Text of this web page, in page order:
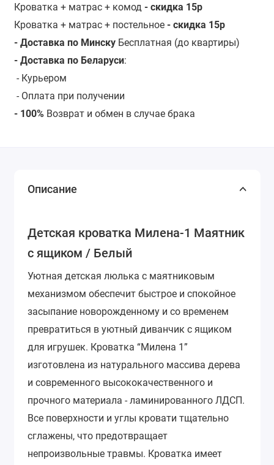
Кроватка + матрас + комод - скидка 15р
Кроватка + матрас + постельное - скидка 15р
- Доставка по МинскуБесплатная (до квартиры)
- Доставка по Беларуси:
- Курьером
- Оплата при получении
- 100% Возврат и обмен в случае брака
Описание
Детская кроватка Милена-1 Маятник
с ящиком / Белый
Уютная детская люлька с маятниковым
механизмом обеспечит быстрое и спокойное
засыпание новорожденному и со временем
превратиться в уютный диванчик с ящиком
для игрушек. Кроватка “Милена 1”
изготовлена из натурального массива дерева
и современного высококачественного и
прочного материала - ламинированного ЛДСП.
Все поверхности и углы кровати тщательно
сглажены, что предотвращает
непроизвольные травмы. Кроватка имеет